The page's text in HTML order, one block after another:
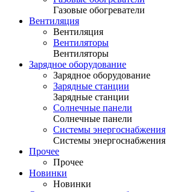
Газовые обогреватели
Вентиляция
Вентиляция
Вентиляторы
Вентиляторы
Зарядное оборудование
Зарядное оборудование
Зарядные станции
Зарядные станции
Солнечные панели
Солнечные панели
Системы энергоснабжения
Системы энергоснабжения
Прочее
Прочее
Новинки
Новинки